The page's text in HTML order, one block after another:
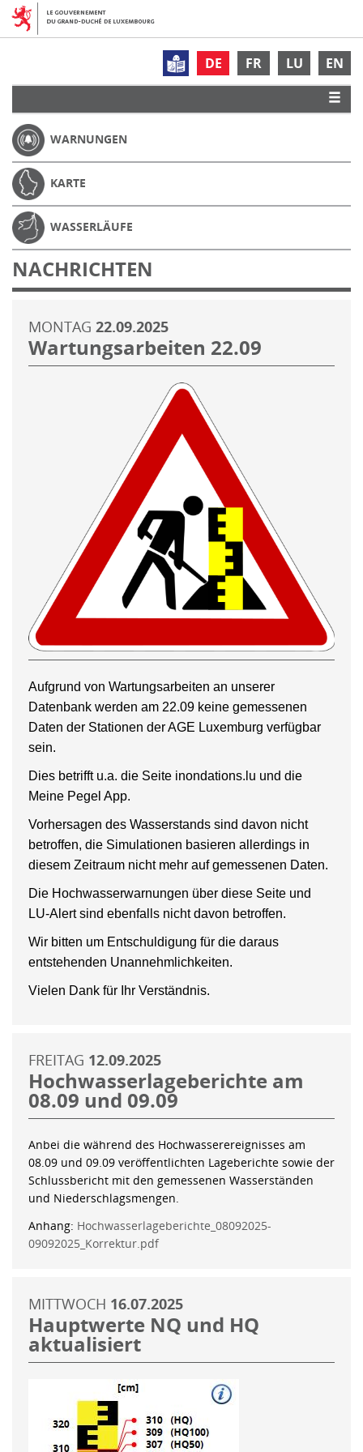
DE FR LU EN
WARNUNGEN
KARTE
WASSERLÄUFE
NACHRICHTEN
MONTAG 22.09.2025
Wartungsarbeiten 22.09
Aufgrund von Wartungsarbeiten an unserer
Datenbank werden am 22.09 keine gemessenen
Daten der Stationen der AGE Luxemburg verfügbar
sein.
Dies betrifft u.a. die Seite inondations.lu und die
Meine Pegel App.
Vorhersagen des Wasserstands sind davon nicht
betroffen, die Simulationen basieren allerdings in
diesem Zeitraum nicht mehr auf gemessenen Daten.
Die Hochwasserwarnungen über diese Seite und
LU-Alert sind ebenfalls nicht davon betroffen.
Wir bitten um Entschuldigung für die daraus
entstehenden Unannehmlichkeiten.
Vielen Dank für Ihr Verständnis.
FREITAG 12.09.2025
Hochwasserlageberichte am
08.09 und 09.09
Anbei die während des Hochwasserereignisses am
08.09 und 09.09 veröffentlichten Lageberichte sowie der
Schlussbericht mit den gemessenen Wasserständen
und Niederschlagsmengen.
Anhang: Hochwasserlageberichte_08092025-
09092025_Korrektur.pdf
MITTWOCH 16.07.2025
Hauptwerte NQ und HQ
aktualisiert